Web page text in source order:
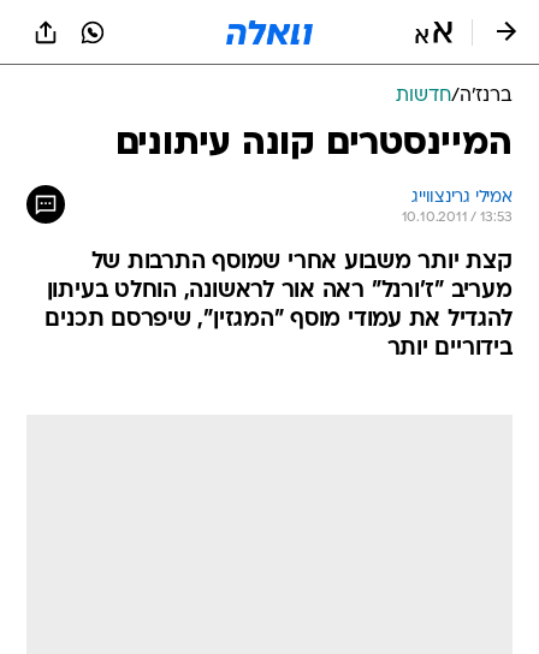
ברנז'ה/חדשות
המיינסטרים קונה עיתונים
אמילי גרינצווייג
10.10.2011 / 13:53
קצת יותר משבוע אחרי שמוסף התרבות של
מעריב "ז'ורנל" ראה אור לראשונה, הוחלט בעיתון
להגדיל את עמודי מוסף "המגזין", שיפרסם תכנים
בידוריים יותר